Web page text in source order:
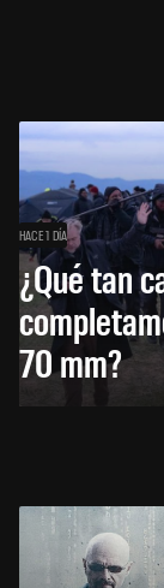
HACE 1 DÍA
¿Qué tan
70 mm?